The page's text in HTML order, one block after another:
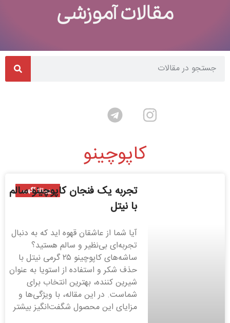
مقالات آموزشی
کاپوچینو
رپورتاژ آگهی
تجربه یک فنجان کاپوچینو سالم
با نیتل
آیا شما از عاشقان قهوه اید که به دنبال
تجربه‌ای بی‌نظیر و سالم هستید؟
ساشه‌های کاپوچینو ۲۵ گرمی نیتل با
حذف شکر و استفاده از استویا به عنوان
شیرین کننده، بهترین انتخاب برای
شماست. در این مقاله، با ویژگی‌ها و
مزایای این محصول شگفت‌انگیز بیشتر